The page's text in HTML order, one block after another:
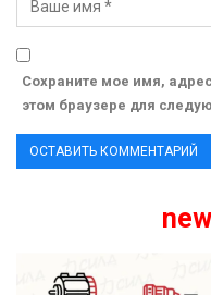
Сохраните мое имя,
этом браузере для